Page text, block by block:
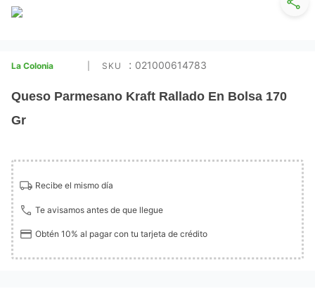
La Colonia : 021000614783
Queso Parmesano Kraft Rallado En Bolsa 170
Gr
Recibe el mismo día
Te avisamos antes de que llegue
Obtén 10% al pagar con tu tarjeta de crédito